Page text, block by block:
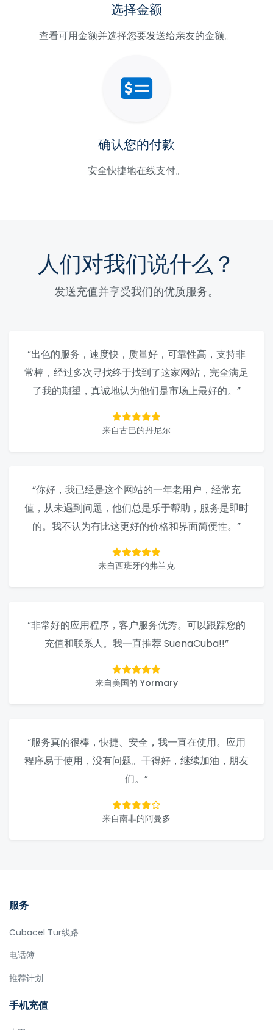
选择金额
查看可用金额并选择您要发送给亲友的金额。
确认您的付款
安全快捷地在线支付。
人们对我们说什么？
发送充值并享受我们的优质服务。
“出色的服务，速度快，质量好，可靠性高，支持非
常棒，经过多次寻找终于找到了这家网站，完全满足
了我的期望，真诚地认为他们是市场上最好的。”
来自古巴的丹尼尔
“你好，我已经是这个网站的一年老用户，经常充
值，从未遇到问题，他们总是乐于帮助，服务是即时
的。我不认为有比这更好的价格和界面简便性。”
来自西班牙的弗兰克
“非常好的应用程序，客户服务优秀。可以跟踪您的
充值和联系人。我一直推荐 SuenaCuba!!”
来自美国的 Yormary
“服务真的很棒，快捷、安全，我一直在使用。应用
程序易于使用，没有问题。干得好，继续加油，朋友
们。”
来自南非的阿曼多
服务
Cubacel Tur线路
电话簿
推荐计划
手机充值